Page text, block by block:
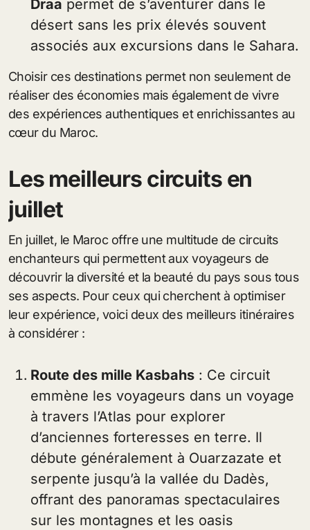
Draa permet de s’aventurer dans le
désert sans les prix élevés souvent
associés aux excursions dans le Sahara.
Choisir ces destinations permet non seulement de
réaliser des économies mais également de vivre
des expériences authentiques et enrichissantes au
cœur du Maroc.
Les meilleurs circuits en
juillet
En juillet, le Maroc offre une multitude de circuits
enchanteurs qui permettent aux voyageurs de
découvrir la diversité et la beauté du pays sous tous
ses aspects. Pour ceux qui cherchent à optimiser
leur expérience, voici deux des meilleurs itinéraires
à considérer :
Route des mille Kasbahs : Ce circuit
emmène les voyageurs dans un voyage
à travers l’Atlas pour explorer
d’anciennes forteresses en terre. Il
débute généralement à Ouarzazate et
serpente jusqu’à la vallée du Dadès,
offrant des panoramas spectaculaires
sur les montagnes et les oasis